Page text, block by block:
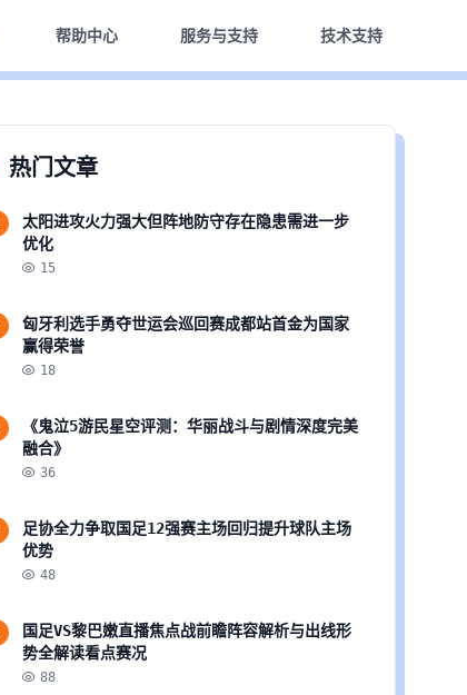
帮助中心 服务与支持 技术支持
热门文章
太阳进攻火力强大但阵地防守存在隐患需进一步
优化
15
匈牙利选手勇夺世运会巡回赛成都站首金为国家
赢得荣誉
18
《鬼泣5游民星空评测：华丽战斗与剧情深度完美
融合》
36
足协全力争取国足12强赛主场回归提升球队主场
优势
48
国足VS黎巴嫩直播焦点战前瞻阵容解析与出线形
势全解读看点赛况
88